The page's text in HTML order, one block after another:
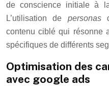
de conscience initiale à
L’utilisation de personas
contenu ciblé qui résonne
spécifiques de différents
Optimisation des
avec google ads